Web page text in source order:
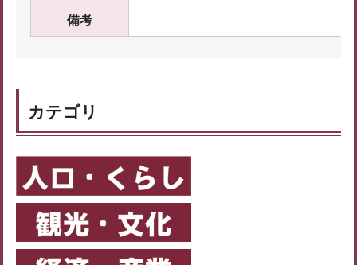
備考
カテゴリ